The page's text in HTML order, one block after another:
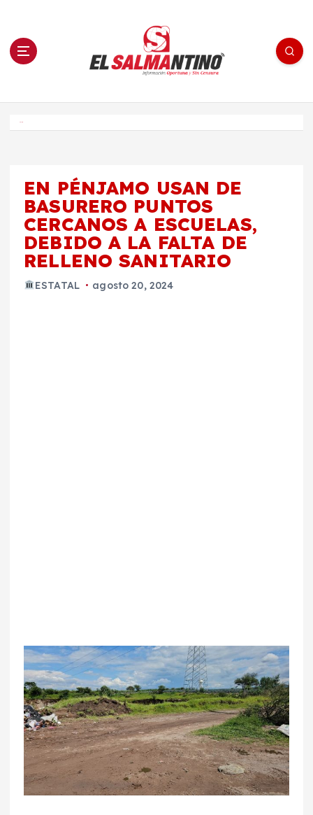
n El Salmantino - medios/noticias/editorial
EN PÉNJAMO USAN DE
BASURERO PUNTOS
CERCANOS A ESCUELAS,
DEBIDO A LA FALTA DE
RELLENO SANITARIO
ESTATAL agosto 20, 2024